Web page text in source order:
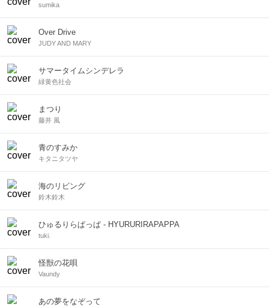
sumika
Over Drive
JUDY AND MARY
サマータイムシンデレラ
緑黄色社会
まつり
藤井 風
青のすみか
キタニタツヤ
海のリビング
鈴木鈴木
ひゅるりらぱっぱ - HYURURIRAPAPPA
tuki.
怪獣の花唄
Vaundy
あの夢をなぞって